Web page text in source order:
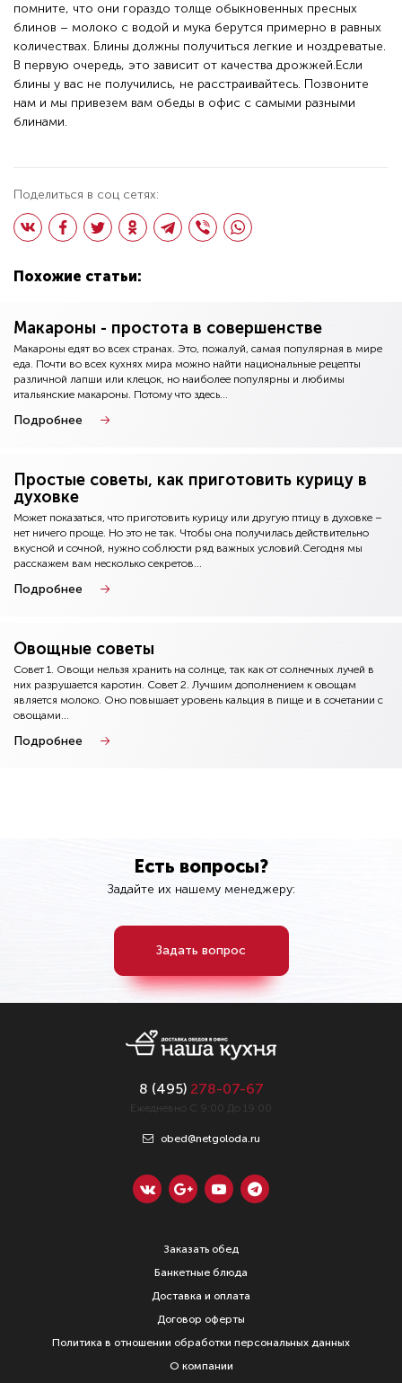
помните, что они гораздо толще обыкновенных пресных
блинов – молоко с водой и мука берутся примерно в равных
количествах. Блины должны получиться легкие и ноздреватые.
В первую очередь, это зависит от качества дрожжей.Если
блины у вас не получились, не расстраивайтесь. Позвоните
нам и мы привезем вам обеды в офис с самыми разными
блинами.
Поделиться в соц сетях:
Похожие статьи:
Макароны - простота в совершенстве
Макароны едят во всех странах. Это, пожалуй, самая популярная в мире
еда. Почти во всех кухнях мира можно найти национальные рецепты
различной лапши или клецок, но наиболее популярны и любимы
итальянские макароны. Потому что здесь...
Подробнее
Простые советы, как приготовить курицу в
духовке
Может показаться, что приготовить курицу или другую птицу в духовке –
нет ничего проще. Но это не так. Чтобы она получилась действительно
вкусной и сочной, нужно соблюсти ряд важных условий.Сегодня мы
расскажем вам несколько секретов...
Подробнее
Овощные советы
Совет 1. Овощи нельзя хранить на солнце, так как от солнечных лучей в
них разрушается каротин. Совет 2. Лучшим дополнением к овощам
является молоко. Оно повышает уровень кальция в пище и в сочетании с
овощами...
Подробнее
Есть вопросы?
Задайте их нашему менеджеру:
Задать вопрос
8 (495) 278-07-67
Ежедневно С 9:00 До 19:00
obed@netgoloda.ru
Заказать обед
Банкетные блюда
Доставка и оплата
Договор оферты
Политика в отношении обработки персональных данных
О компании